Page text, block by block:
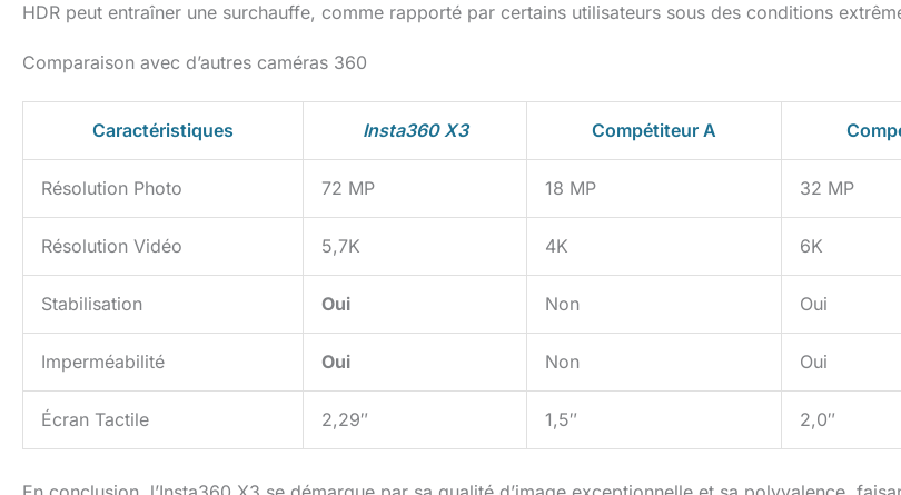
HDR peut entraîner une surchauffe, comme rapporté par certains utilisateurs sous des conditions
Comparaison avec d’autres caméras 360
Caractéristiques Insta360 X3 Compétiteur A
Résolution Photo 72 MP 18 MP 32 MP
Résolution Vidéo 5,7K 4K 6K
Stabilisation Oui Non Oui
Imperméabilité Oui Non Oui
Écran Tactile 2,29″ 1,5″ 2,0″